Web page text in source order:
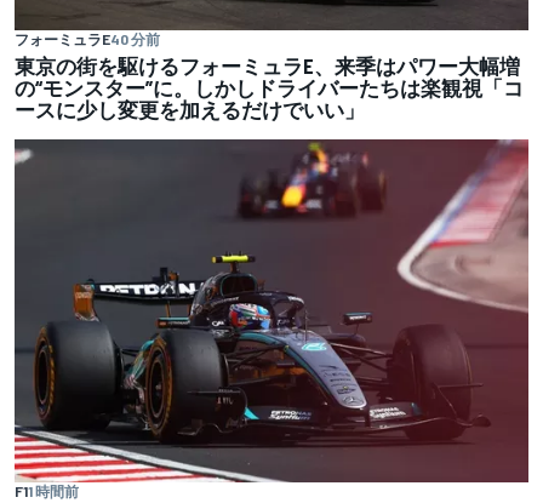
フォーミュラE40 分前
東京の街を駆けるフォーミュラE、来季はパワー大幅増
の“モンスター”に。しかしドライバーたちは楽観視「コ
ースに少し変更を加えるだけでいい」
F11 時間前